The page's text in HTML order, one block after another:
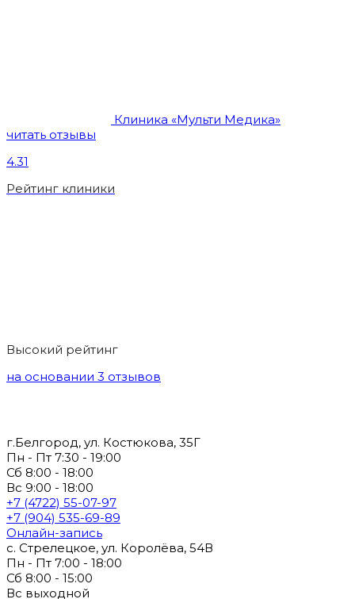
Клиника «Мульти Медика»
читать отзывы
4.31
Рейтинг клиники
Высокий рейтинг
на основании 3 отзывов
г.Белгород, ул. Костюкова, 35Г
Пн - Пт 7:30 - 19:00
Сб 8:00 - 18:00
Вс 9:00 - 18:00
+7 (4722) 55-07-97
+7 (904) 535-69-89
Онлайн-запись
с. Стрелецкое, ул. Королёва, 54В
Пн - Пт 7:00 - 18:00
Сб 8:00 - 15:00
Вс выходной